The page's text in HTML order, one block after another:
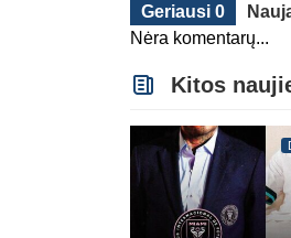
Geriausi 0
Nėra komentarų...
Kitos